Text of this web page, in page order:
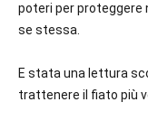
poteri per proteggere
se stessa.
E stata una lettura
trattenere il fiato più